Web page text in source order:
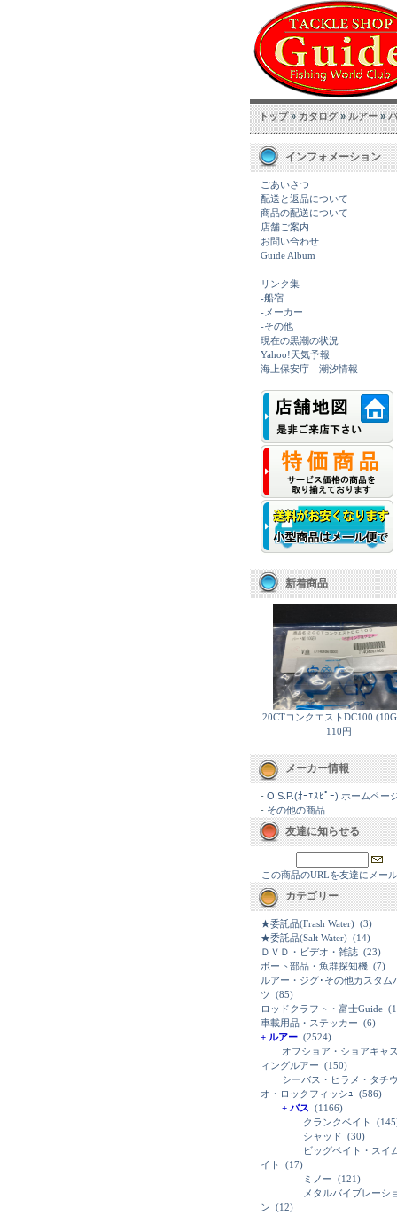
トップ»カタログ»ルアー»
インフォメーション
ごあいさつ
配送と返品について
商品の配送について
店舗ご案内
お問い合わせ
Guide Album
リンク集
-船宿
-メーカー
-その他
現在の黒潮の状況
Yahoo!天気予報
海上保安庁 潮汐情報
新着商品
20CTコンクエストDC100
110円
メーカー情報
- O.S.P.(ｵｰｴｽﾋﾟｰ) ホームペー
- その他の商品
友達に知らせる
この商品のURLを友達にメー
カテゴリー
★委託品(Frash Water) (3)
★委託品(Salt Water) (14)
ＤＶＤ・ビデオ・雑誌 (23)
ボート部品・魚群探知機 (7)
ルアー・ジグ･その他カスタム
ツ (85)
ロッドクラフト・富士Guide
車載用品・ステッカー (6)
+ ルアー (2524)
オフショア・ショアキャ
ィングルアー (150)
シーバス・ヒラメ・タチウ
オ・ロックフィッシｭ (586)
+ バス (1166)
クランクベイト
シャッド (30)
ビッグベイト・スイ
イト
(17)
ミノー (121)
メタルバイブレーシ
ン (12)